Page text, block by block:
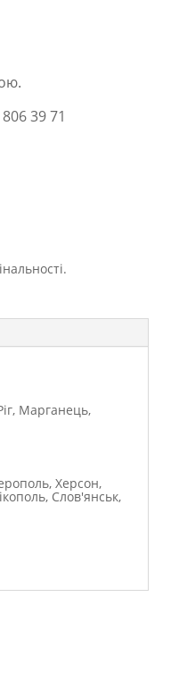
39 71
Марганець,
Херсон,
Слов'янськ,